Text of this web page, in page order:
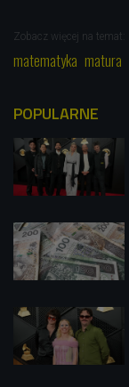
Zobacz więcej na temat:
matematyka matura
POPULARNE